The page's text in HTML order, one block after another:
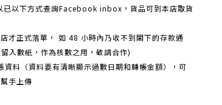
已以下方式查詢Facebook inbox，貨品可到本店取貨
才正式落單， 如 48 小時內乃收不到閣下的存款通
入數紙，作為核數之用，敬請合作)
料（資料要有清晰顯示過數日期和轉帳金額），可
手上傳